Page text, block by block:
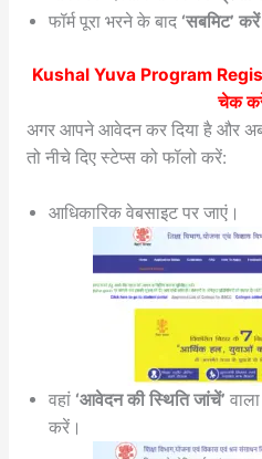
फॉर्म पूरा भरने के बाद ‘सबमिट’ करें
Kushal Yuva Program
चेक
अगर आपने आवेदन कर दिया है और अब
तो नीचे दिए स्टेप्स को फॉलो करें:
आधिकारिक वेबसाइट पर जाएं।
वहां ‘आवेदन की स्थिति जांचें’
करें।